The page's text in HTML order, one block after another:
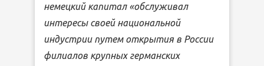
немецкий капитал «обслуживал
интересы своей национальной
индустрии путем открытия в России
филиалов крупных германских